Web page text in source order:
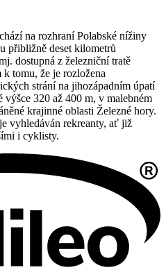
na rozhraní Polabské nížiny
přibližně deset kilometrů
dostupná z železniční tratě
tomu, že je rozložena
strání na jihozápadním úpatí
320 až 400 m, v malebném
krajinné oblasti Železné hory.
vyhledáván rekreanty, ať již
i cyklisty.